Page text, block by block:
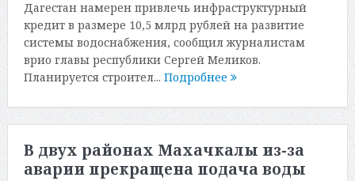
Дагестан намерен привлечь инфраструктурный
кредит в размере 10,5 млрд рублей на развитие
системы водоснабжения, сообщил журналистам
врио главы республики Сергей Меликов.
Планируется строител... Подробнее
В двух районах Махачкалы из-за
аварии прекращена подача воды